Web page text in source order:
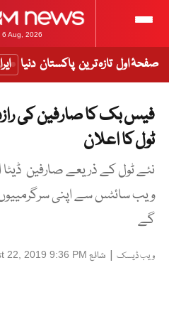
6 Aug, 2026
صفحۂ اول تازہ ترین پاکستان دنیا
فیس بک کا صارفین کی
ٹول کا اعلان
نئے ٹول کے ذریعے صارفین ڈیٹا
ویب سائٹس سے اپنی
گے
ویب ڈیسک | شائع 22, 2019 9:36 PM